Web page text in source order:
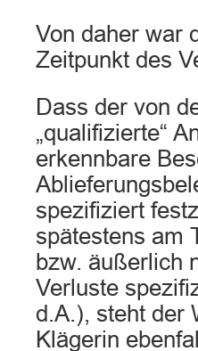
Von daher war
Zeitpunkt des
Dass der von
„qualifizierte“
erkennbare
spezifiziert
spätestens am
bzw. äußerlich
Verluste
d.A.), steht der
Klägerin